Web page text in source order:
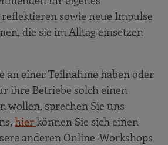
sowie neue Impulse
die sie im Alltag einsetzen
an einer Teilnahme haben oder
ihre Betriebe solch einen
wollen, sprechen Sie uns
hier können Sie sich einen
anderen Online-Workshops